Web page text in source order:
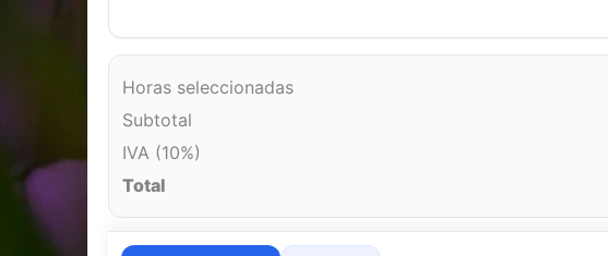
Horas seleccionadas
Subtotal
IVA (10%)
Total